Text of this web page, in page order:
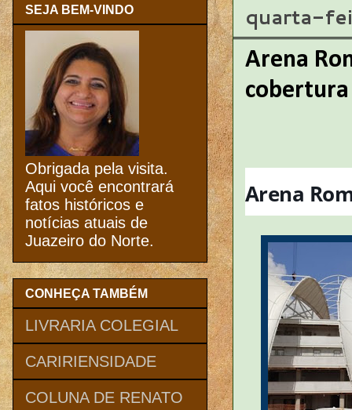
quarta-
Arena
cobertura
Arena
SEJA BEM-VINDO
Obrigada pela visita.
Aqui você encontrará
fatos históricos e
notícias atuais de
Juazeiro do Norte.
CONHEÇA TAMBÉM
LIVRARIA COLEGIAL
CARIRIENSIDADE
COLUNA DE RENATO